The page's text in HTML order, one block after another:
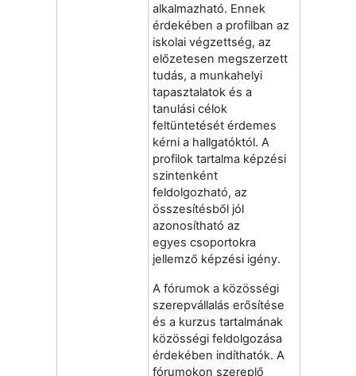
alkalmazható. Ennek
érdekében a profilban az
iskolai végzettség, az
előzetesen megszerzett
tudás, a munkahelyi
tapasztalatok és a
tanulási célok
feltüntetését érdemes
kérni a hallgatóktól. A
profilok tartalma képzési
szintenként
feldolgozható, az
összesítésből jól
azonosítható az
egyes csoportokra
jellemző képzési igény.
A fórumok a közösségi
szerepvállalás erősítése
és a kurzus tartalmának
közösségi feldolgozása
érdekében indíthatók. A
fórumokon szereplő